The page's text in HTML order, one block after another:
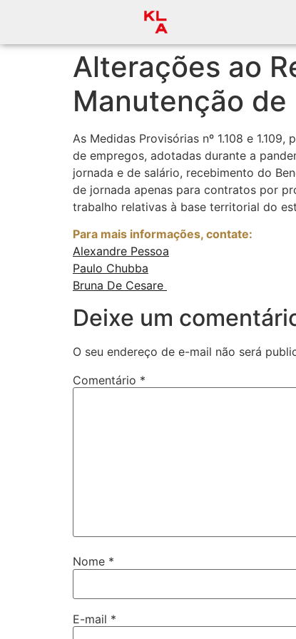
Alterações ao
Manutenção de
As Medidas Provisórias nº 1.108 e
de empregos, adotadas durante a
jornada e de salário, recebimento do
de jornada apenas para contratos por
trabalho relativas à base territorial do
Para mais informações, contate:
Alexandre Pessoa
Paulo Chubba
Bruna De Cesare
Deixe um
O seu endereço de e-mail não será
Comentário *
Nome *
E-mail *